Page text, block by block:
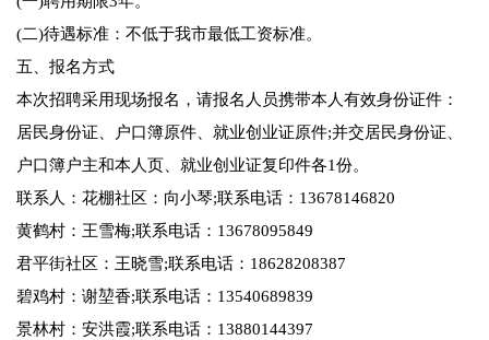
(二)待遇标准：不低于我市最低工资标准。
五、报名方式
本次招聘采用现场报名，请报名人员携带本人有效身份证件：
居民身份证、户口簿原件、就业创业证原件;并交居民身份证、
户口簿户主和本人页、就业创业证复印件各1份。
联系人：花棚社区：向小琴;联系电话：13678146820
黄鹤村：王雪梅;联系电话：13678095849
君平街社区：王晓雪;联系电话：18628208387
碧鸡村：谢堃香;联系电话：13540689839
景林村：安洪霞;联系电话：13880144397